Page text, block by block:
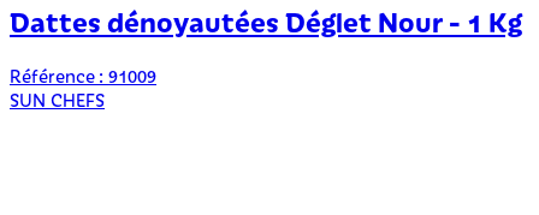
Dattes dénoyautées Déglet Nour - 1 Kg
Référence : 91009
SUN CHEFS